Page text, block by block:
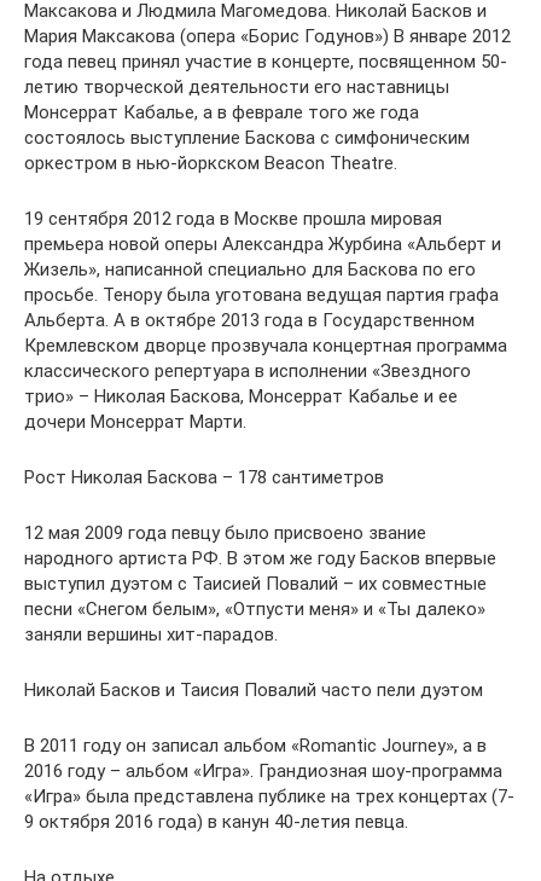
Максакова и Людмила Магомедова. Николай Басков и
Мария Максакова (опера «Борис Годунов») В январе 2012
года певец принял участие в концерте, посвященном 50-
летию творческой деятельности его наставницы
Монсеррат Кабалье, а в феврале того же года
состоялось выступление Баскова с симфоническим
оркестром в нью-йоркском Beacon Theatre.
19 сентября 2012 года в Москве прошла мировая
премьера новой оперы Александра Журбина «Альберт и
Жизель», написанной специально для Баскова по его
просьбе. Тенору была уготована ведущая партия графа
Альберта. А в октябре 2013 года в Государственном
Кремлевском дворце прозвучала концертная программа
классического репертуара в исполнении «Звездного
трио» – Николая Баскова, Монсеррат Кабалье и ее
дочери Монсеррат Марти.
Рост Николая Баскова – 178 сантиметров
12 мая 2009 года певцу было присвоено звание
народного артиста РФ. В этом же году Басков впервые
выступил дуэтом с Таисией Повалий – их совместные
песни «Снегом белым», «Отпусти меня» и «Ты далеко»
заняли вершины хит-парадов.
Николай Басков и Таисия Повалий часто пели дуэтом
В 2011 году он записал альбом «Romantic Journey», а в
2016 году – альбом «Игра». Грандиозная шоу-программа
«Игра» была представлена публике на трех концертах (7-
9 октября 2016 года) в канун 40-летия певца.